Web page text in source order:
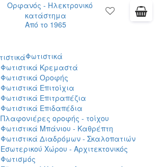
Από το 1965
Φωτιστικά
Φωτιστικά Κρεμαστά
Φωτιστικά Οροφής
Φωτιστικά Επιτοίχια
Φωτιστικά Επιτραπέζια
Φωτιστικά Επιδαπέδια
Πλαφονιέρες οροφής - τοίχου
Φωτιστικά Μπάνιου - Καθρέπτη
Φωτιστικά Διαδρόμων - Σκαλοπατιών
Εσωτερικού Χώρου - Αρχιτεκτονικός
Φωτισμός